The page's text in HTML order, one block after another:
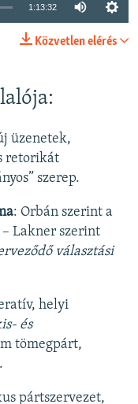
1:13:32
Közvetlen elérés
üzenetek,
retorikát
szerep.
: Orbán szerint a
Lakner szerint
választási
helyi
és
tömegpárt,
pártszervezet,